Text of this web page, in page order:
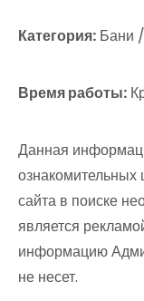
Категория: Бани
Время работы:
Данная
сайта в поиске
является
информацию
не несет.